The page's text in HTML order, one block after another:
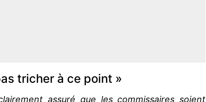
tricher à ce point »
assuré que les commissaires soient